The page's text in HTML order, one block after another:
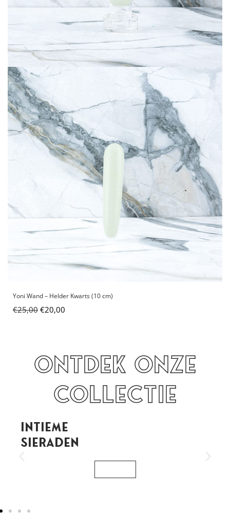
Yoni Wand – Helder Kwarts (10 cm)
€25,00 €20,00
Ontdek onze
collectie
Intieme
sieraden